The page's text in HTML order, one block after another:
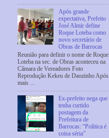
Após grande
expectativa, Prefeito
José Almir define
Roque Loteba como
novo secretário de
Obras de Barrocas
Reunião para definir o nome de Roque
Loteba na sec. de Obras aconteceu na
Câmara de Vereadores Foto
Reprodução Kekeu de Daozinho Após
mais ...
Ex-prefeito nega que
tenha curtido
postagem da
Prefeitura de
Barrocas: “Política é
coisa séria”